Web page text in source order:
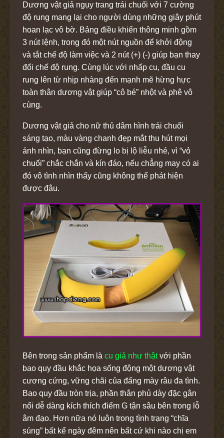
Dương vật giả ngụy trang trái chuối với 7 cường
độ rung mang lại cho người dùng những giây phút
hoan lạc vô bờ. Bảng điều khiển thông minh gồm
3 nút lệnh, trong đó một nút nguồn để khởi động
và tắt chế độ làm việc và 2 nút (+) (-) giúp bạn thay
đổi chế độ rung. Cùng lúc với nhấp cu, đầu cu
rung lên từ nhịp nhàng đến mạnh mẽ hừng hực
toàn thân dương vật giúp “cô bé” nhột và phê vô
cùng.
Dương vật giả cho nữ thủ dâm hình trái chuối
sáng tạo, màu vàng chanh đẹp mắt thu hút mọi
ánh nhìn, bạn cũng đừng lo bị lộ liễu nhé, vì “vỏ
chuối” chắc chắn và kín đáo, nếu chẳng may có ai
đó vô tình nhìn thấy cũng không thể phát hiện
được đâu.
Bên trong sản phẩm là cu giả như thậtvới phần
bao quy đầu khắc họa sống động một dương vật
cương cứng, vững chãi của đấng mày râu đa tình.
Bao quy đầu tròn trịa, phần thân phủ dày đặc gân
nổi dễ dàng kích thích điểm G tận sâu bên trong lỗ
âm đạo. Hơn nữa nó luôn trong tình trạng “chĩa
súng” bất kể ngày đêm nên bất cứ khi nào chị em